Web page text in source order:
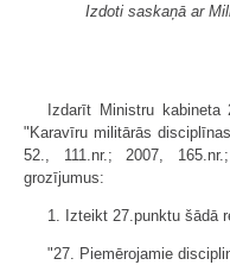
Izdoti saskaņā ar
Izdarīt Ministru kabineta
"Karavīru militārās
52., 111.nr.; 2007,
grozījumus:
1. Izteikt 27.punktu šādā
"27. Piemērojamie